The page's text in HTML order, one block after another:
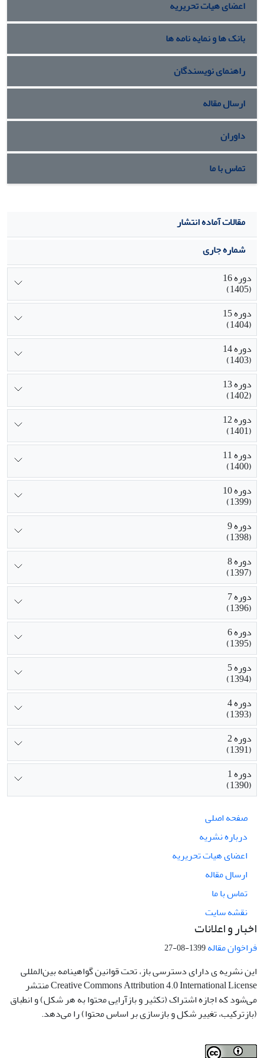
اعضای هیات تحریریه
بانک ها و نمایه نامه ها
راهنمای نویسندگان
ارسال مقاله
داوران
تماس با ما
مقالات آماده انتشار
شماره جاری
دوره 16
(1405)
دوره 15
(1404)
دوره 14
(1403)
دوره 13
(1402)
دوره 12
(1401)
دوره 11
(1400)
دوره 10
(1399)
دوره 9
(1398)
دوره 8
(1397)
دوره 7
(1396)
دوره 6
(1395)
دوره 5
(1394)
دوره 4
(1393)
دوره 2
(1391)
دوره 1
(1390)
صفحه اصلی
درباره نشریه
اعضای هیات تحریریه
ارسال مقاله
تماس با ما
نقشه سایت
اخبار و اعلانات
فراخوان مقاله1399-08-27
این نشریه ی دارای دسترسی باز، تحت قوانین گواهینامه بین‌المللی
Creative Commons Attribution 4.0 International License منتشر
می‌شود که اجازه اشتراک (تکثیر و بازآرایی محتوا به هر شکل) و انطباق
(بازترکیب، تغییر شکل و بازسازی بر اساس محتوا) را می‌دهد.